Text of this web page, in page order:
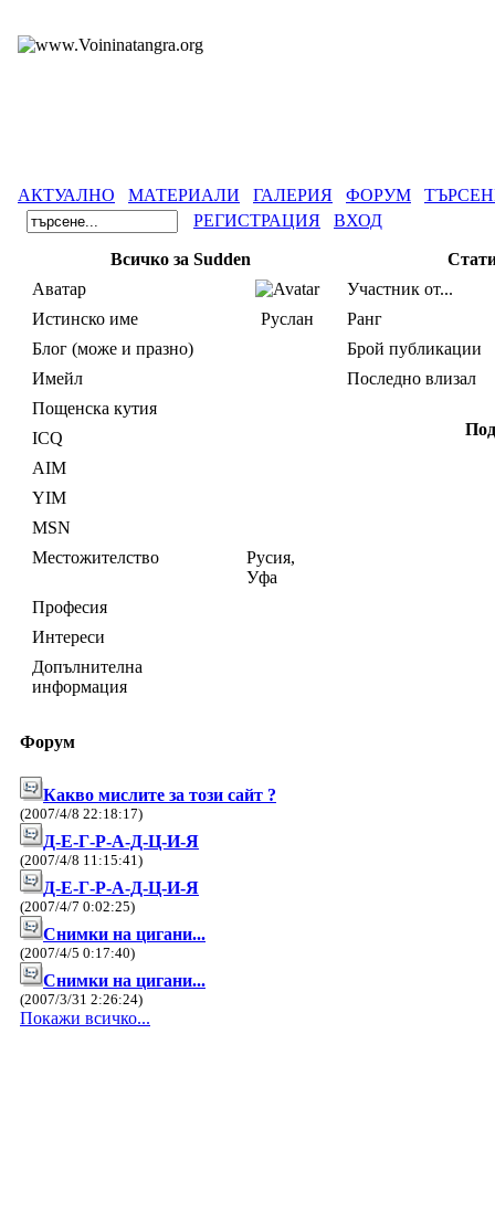
АКТУАЛНО МАТЕРИАЛИ ГАЛЕРИЯ ФОРУМ
РЕГИСТРАЦИЯ
ВХОД
Всичко за Sudden
Аватар
Истинско име
Руслан
Блог (може и празно)
Имейл
Пощенска кутия
ICQ
AIM
YIM
MSN
Местожителство
Русия,
Уфа
Професия
Интереси
Допълнителна
информация
Участник от...
Ранг
Брой публикации
Последно влизал
Форум
Какво мислите за този сайт ?
(2007/4/8 22:18:17)
Д-Е-Г-Р-А-Д-Ц-И-Я
(2007/4/8 11:15:41)
Д-Е-Г-Р-А-Д-Ц-И-Я
(2007/4/7 0:02:25)
Снимки на цигани...
(2007/4/5 0:17:40)
Снимки на цигани...
(2007/3/31 2:26:24)
Покажи всичко...